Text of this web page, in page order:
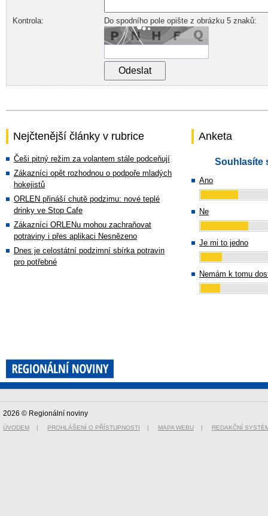
Kontrola: Do spodního pole opište z obrázku 5 znaků:
Nejčtenější články v rubrice
Češi pitný režim za volantem stále podceňují
Zákazníci opět rozhodnou o podpoře mladých
hokejistů
ORLEN přináší chutě podzimu: nové teplé
drinky ve Stop Cafe
Zákazníci ORLENu mohou zachraňovat
potraviny i přes aplikaci Nesnězeno
Dnes je celostátní podzimní sbírka potravin
pro potřebné
Anketa
Souhlasíte
Ano
Ne
Je mi to jedno
Nemám k tomu
2026 © Regionální noviny
ÚVODEM | PROHLÁŠENÍ O PŘÍSTUPNOSTI | MAPA WEBU | REDAKČNÍ